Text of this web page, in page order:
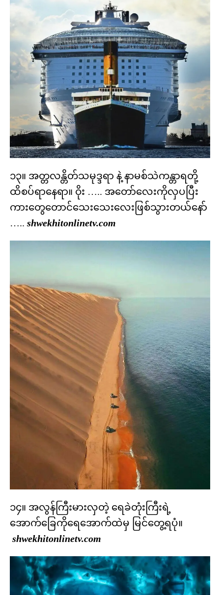
၁၃။ အတ္တလန္တိတ်သမုဒ္ဒရာ နဲ့ နာမစ်သဲကန္တာရတို့
ထိစပ်ရာနေရာ။ ဝိုး ….. အတော်လေးကိုလှပပြီး
ကားတွေတောင်သေးသေးလေးဖြစ်သွားတယ်နော်
….. shwekhitonlinetv.com
၁၄။ အလွန်ကြီးမားလှတဲ့ ရေခဲတုံးကြီးရဲ့
အောက်ခြေကိုရေအောက်ထဲမှ မြင်တွေ့ရပုံ။
shwekhitonlinetv.com